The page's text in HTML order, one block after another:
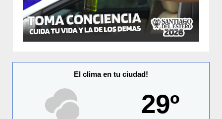
El clima en tu ciudad!
29º